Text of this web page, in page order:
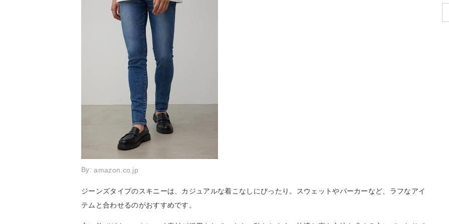
By:amazon.co.jp
ジーンズタイプのスキニーは、カジュアルな着こなしにぴったり。スウェットやパーカーなど、ラフなアイ
テムと合わせるのがおすすめです。